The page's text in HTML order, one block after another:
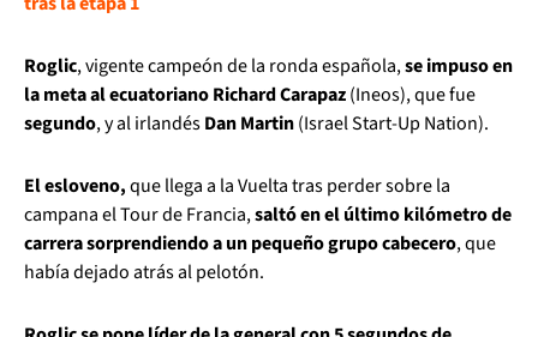
Roglic, vigente campeón de la ronda española,se impuso en
la meta al ecuatoriano Richard Carapaz(Ineos), que fue
segundo, y al irlandésDan Martin(Israel Start-Up Nation).
El esloveno,que llega a la Vuelta tras perder sobre la
campana el Tour de Francia,saltó en el último kilómetro de
carrera sorprendiendo a un pequeño grupo cabecero, que
había dejado atrás al pelotón.